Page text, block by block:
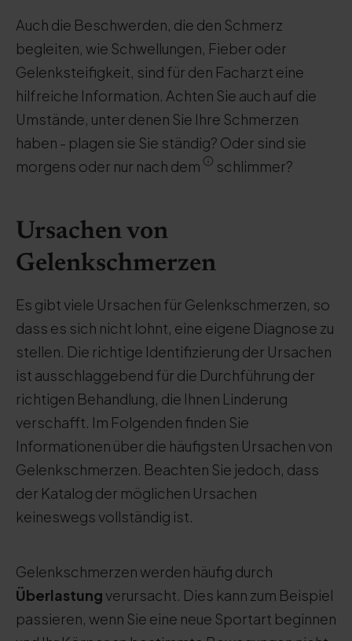
Auch die Beschwerden, die den Schmerz
begleiten, wie Schwellungen, Fieber oder
Gelenksteifigkeit, sind für den Facharzt eine
hilfreiche Information. Achten Sie auch auf die
Umstände, unter denen Sie Ihre Schmerzen
haben - plagen sie Sie ständig? Oder sind sie
morgens oder nur nach dem
schlimmer?
Ursachen von
Gelenkschmerzen
Es gibt viele Ursachen für Gelenkschmerzen, so
dass es sich nicht lohnt, eine eigene Diagnose zu
stellen. Die richtige Identifizierung der Ursachen
ist ausschlaggebend für die Durchführung der
richtigen Behandlung, die Ihnen Linderung
verschafft. Im Folgenden finden Sie
Informationen über die häufigsten Ursachen von
Gelenkschmerzen. Beachten Sie jedoch, dass
der Katalog der möglichen Ursachen
keineswegs vollständig ist.
Gelenkschmerzen werden häufig durch
Überlastungverursacht. Dies kann zum Beispiel
passieren, wenn Sie eine neue Sportart beginnen